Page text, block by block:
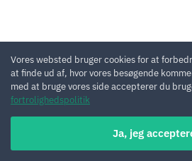
Vores websted bruger cookies for at
at finde ud af, hvor vores besøgende
med at bruge vores side accepterer du
fortrolighedspolitik
Ja, jeg